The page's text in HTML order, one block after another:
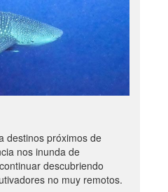
destinos próximos de
nos inunda de
descubriendo
no muy remotos.